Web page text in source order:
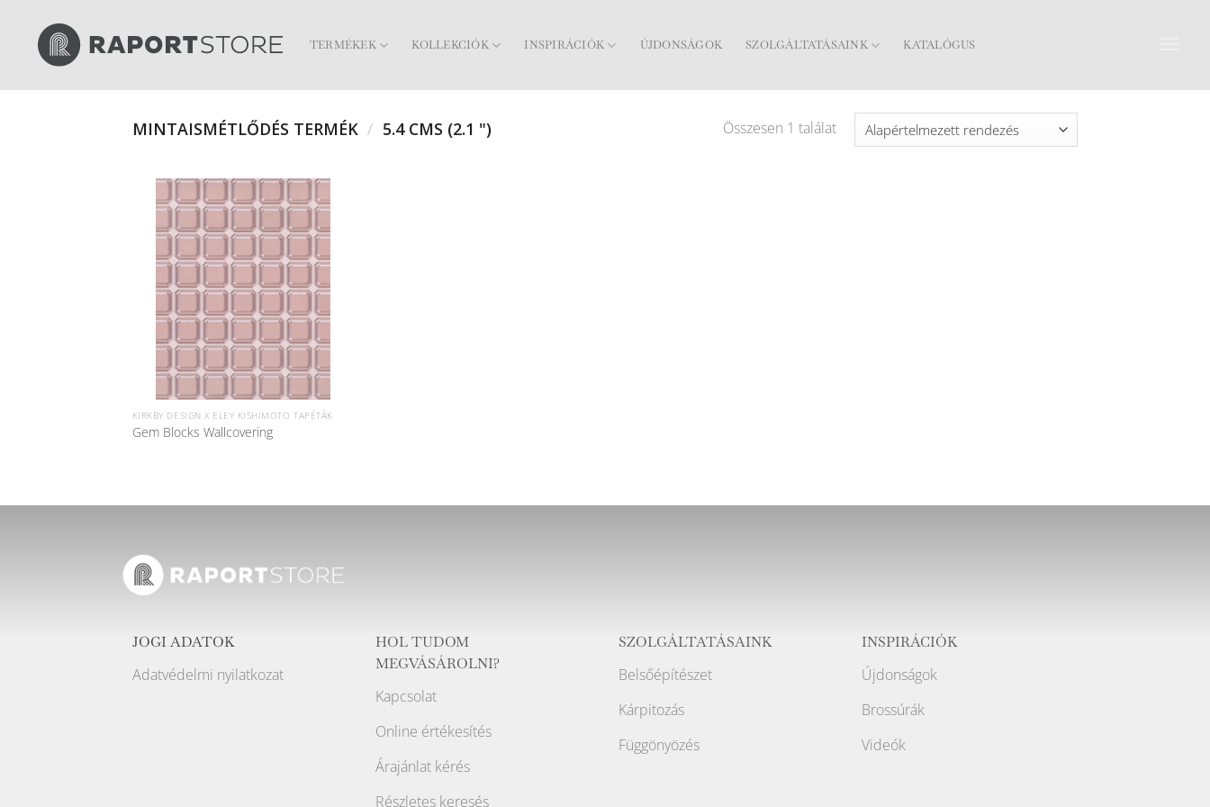
content
TERMÉKEK KOLLEKCIÓK INSPIRÁCIÓK ÚJDONSÁGOK SZOLGÁLTATÁSAINK KATALÓGUS
MINTAISMÉTLŐDÉS TERMÉK / 5.4 CMS (2.1 ") Összesen 1 találat
KIRKBY DESIGN X ELEY KISHIMOTO TAPÉTÁK
Gem Blocks Wallcovering
JOGI ADATOK
Adatvédelmi nyilatkozat
HOL TUDOM
MEGVÁSÁROLNI?
Kapcsolat
Online értékesítés
Árajánlat kérés
Részletes keresés
SZOLGÁLTATÁSAINK
Belsőépítészet
Kárpitozás
Függönyözés
INSPIRÁCIÓK
Újdonságok
Brossúrák
Videók